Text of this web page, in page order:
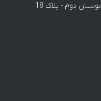
دوم - پلاک 18